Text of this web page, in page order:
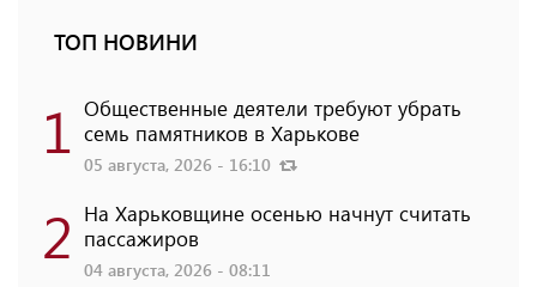
ТОП НОВИНИ
1 Общественные деятели требуют убрать
семь памятников в Харькове
05 августа, 2026 - 16:10
2 На Харьковщине осенью начнут считать
пассажиров
04 августа, 2026 - 08:11